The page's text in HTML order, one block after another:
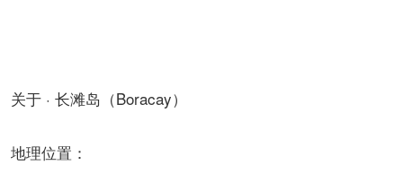
关于 · 长滩岛（Boracay）
地理位置：